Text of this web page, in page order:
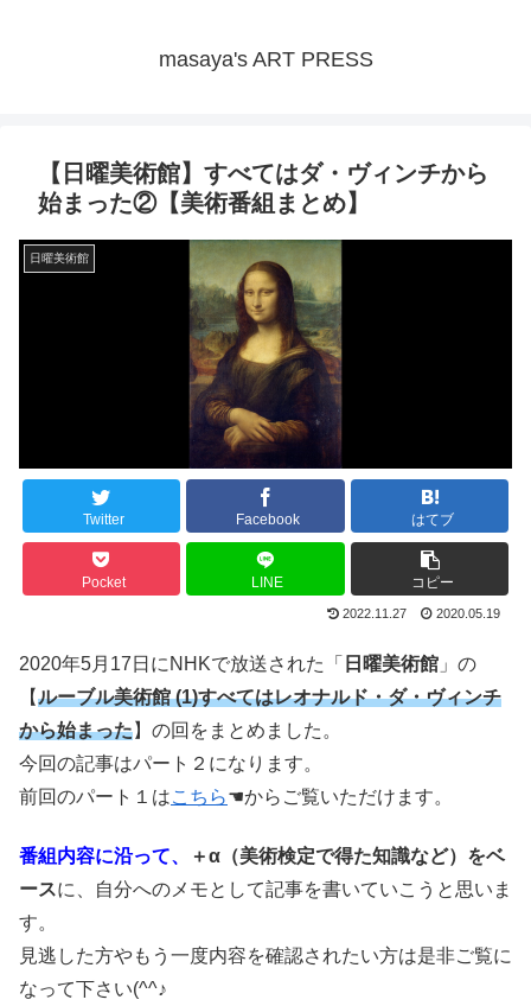
masaya's ART PRESS
【日曜美術館】すべてはダ・ヴィンチから
始まった②【美術番組まとめ】
日曜美術館
Twitter Facebook はてブ
Pocket LINE コピー
2022.11.27 2020.05.19
2020年5月17日にNHKで放送された「 日曜美術館 」の
【ルーブル美術館 (1)すべてはレオナルド・ダ・ヴィンチ
から始まった】の回をまとめました。
今回の記事はパート２になります。
前回のパート１はこちら☚からご覧いただけます。
番組内容に沿って、
＋α（美術検定で得た知識など）をベ
ースに、自分へのメモとして記事を書いていこうと思いま
す。
見逃した方やもう一度内容を確認されたい方は是非ご覧に
なって下さい(^^♪